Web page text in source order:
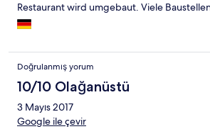
Restaurant wird umgebaut. Viele
Doğrulanmış yorum
10/10 Olağanüstü
3 Mayıs 2017
Google ile çevir